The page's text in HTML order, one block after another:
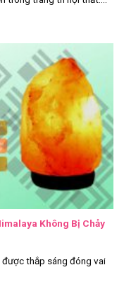
Không Bị Chảy
được thắp sáng đóng vai